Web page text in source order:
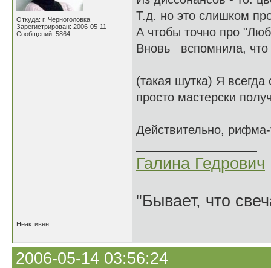
Откуда: г. Черноголовка
Зарегистрирован: 2006-05-11
Сообщений: 5864
Т.д. но это слишком
А чтобы точно про
Вновь вспомнила, что
(такая шутка) Я всегда
просто мастерски
Действительно,
Галина Гедрович
"Бывает, что
Неактивен
2006-05-14 03:56:24